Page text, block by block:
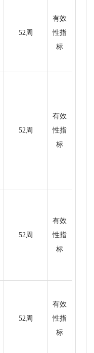
52周
有效
性指
标
52周
有效
性指
标
52周
有效
性指
标
52周
有效
性指
标